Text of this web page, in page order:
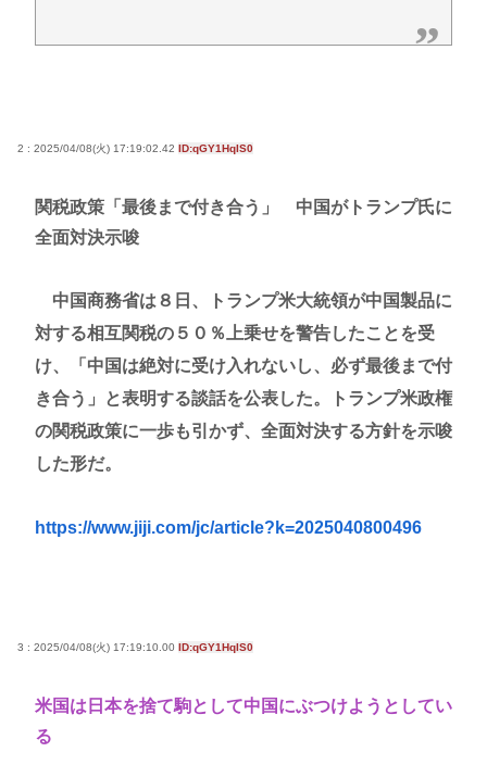
2 : 2025/04/08(火) 17:19:02.42 ID:qGY1HqIS0
関税政策「最後まで付き合う」 中国がトランプ氏に
全面対決示唆
中国商務省は８日、トランプ米大統領が中国製品に
対する相互関税の５０％上乗せを警告したことを受
け、「中国は絶対に受け入れないし、必ず最後まで付
き合う」と表明する談話を公表した。トランプ米政権
の関税政策に一歩も引かず、全面対決する方針を示唆
した形だ。
https://www.jiji.com/jc/article?k=2025040800496
3 : 2025/04/08(火) 17:19:10.00 ID:qGY1HqIS0
米国は日本を捨て駒として中国にぶつけようとしてい
る